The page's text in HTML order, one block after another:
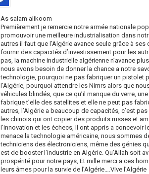
As salam alikoom
Premièrement je remercie notre armée nationale
promouvoir une meilleure industrialisation dans
autres il faut que l’Algérie avance seule grâce à
fournir des capacités d’investissement pour les
pas, la machine industrielle algérienne n’avance
nous avons besoin de donner la chance a notre
technologie, pourquoi ne pas fabriquer un pistolet
l’Algérie, pourquoi attendre les Nimrs alors que
véhicules blindés, que ce qu’il manque du verre,
fabrique t’elle des satellites et elle ne peut pas
autres, l’Algérie a beaucoup de capacités, c’est
les chinois qui ont copier des produits russes et
l’innovation et les échecs, Il ont appris a
menace la technologie américaine, nous sommes
techniciens des électroniciens, même des génies
est de booster l’industrie en Algérie. Qu’Allah soit
prospérité pour notre pays, Et mille merci a ces
leurs âmes pour la survie de l’Algérie….Vive l’Algérie